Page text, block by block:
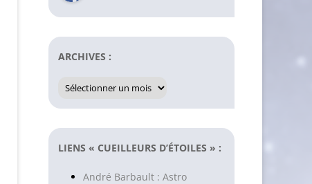
ARCHIVES :
Archives
LIENS « CUEILLEURS D’ÉTOILES » :
André Barbault : Astro